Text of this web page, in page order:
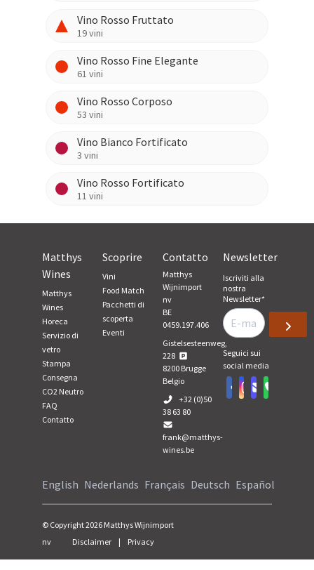
Vino Rosso Fruttato
19vini
Vino Rosso Fine Elegante
61 vini
Vino Rosso Corposo
53 vini
Vino Bianco Fortificato
3 vini
Vino Rosso Fortificato
11 vini
Matthys
Wines
Matthys
Wines
Horeca
Servizio di
vetro
Stampa
Consegna
CO2 Neutro
FAQ
Contatto
Scoprire
Vini
Food Match
Pacchetti di
scoperta
Eventi
Contatto
Matthys
Wijnimport
nv
BE
0459.197.406
Gistelsesteenweg,
228
8200 Brugge
Belgio
+32 (0)50
38 63 80
frank@matthys-
wines.be
Newsletter
Iscriviti alla
nostra
Newsletter*
Seguici sui
social media
English Nederlands Français Deutsch Español
© Copyright2026 Matthys Wijnimport
nv
Disclaimer | Privacy